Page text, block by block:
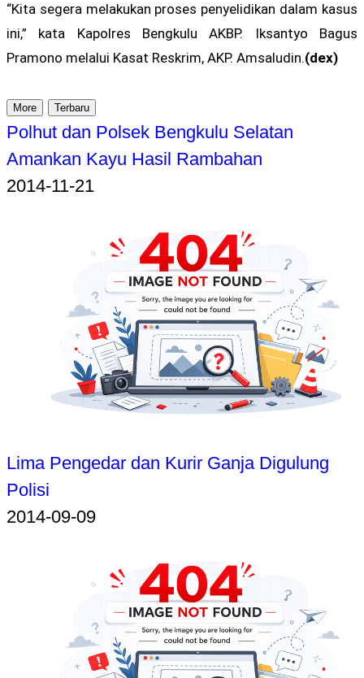
“Kita segera melakukan proses penyelidikan dalam kasus
ini,” kata Kapolres Bengkulu AKBP. Iksantyo Bagus
Pramono melalui Kasat Reskrim, AKP. Amsaludin.(dex)
More Terbaru
Polhut dan Polsek Bengkulu Selatan
Amankan Kayu Hasil Rambahan
2014-11-21
Lima Pengedar dan Kurir Ganja Digulung
Polisi
2014-09-09